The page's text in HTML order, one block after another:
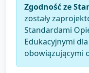
Zgodność ze
zostały
Standardami
Edukacyjnymi
obowiązującymi